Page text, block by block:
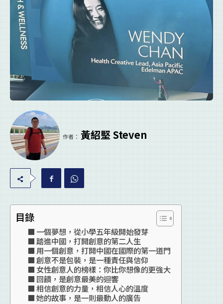
作者： 黃紹堅 Steven
目錄
一個夢想，從小學五年級開始發芽
踏進中國，打開創意的第二人生
用一個創意，打開中國在國際的第一道門
創意不是包裝，是一種責任與信仰
女性創意人的榜樣：你比你想像的更強大
回饋，是創意最美的迴響
相信創意的力量，相信人心的溫度
她的故事，是一則最動人的廣告